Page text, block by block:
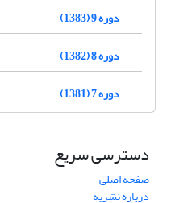
دوره 9 (1383)
دوره 8 (1382)
دوره 7 (1381)
دسترسی سریع
صفحه اصلی
درباره نشریه